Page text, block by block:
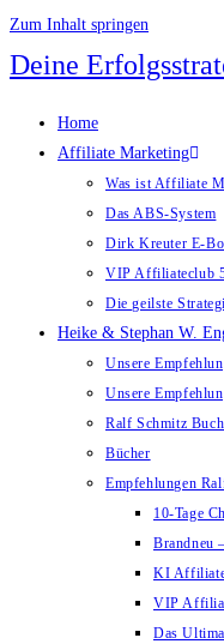
Zum Inhalt springen
Deine
Home
Affiliate Marketing
Was ist Affiliate
Das ABS-System
Dirk Kreuter E-
VIP Affiliateclub
Die geilste
Heike & Stephan W.
Unsere
Unsere
Ralf Schmitz
Bücher
Empfehlungen
10-Tage
Brandneu
KI
VIP
Das